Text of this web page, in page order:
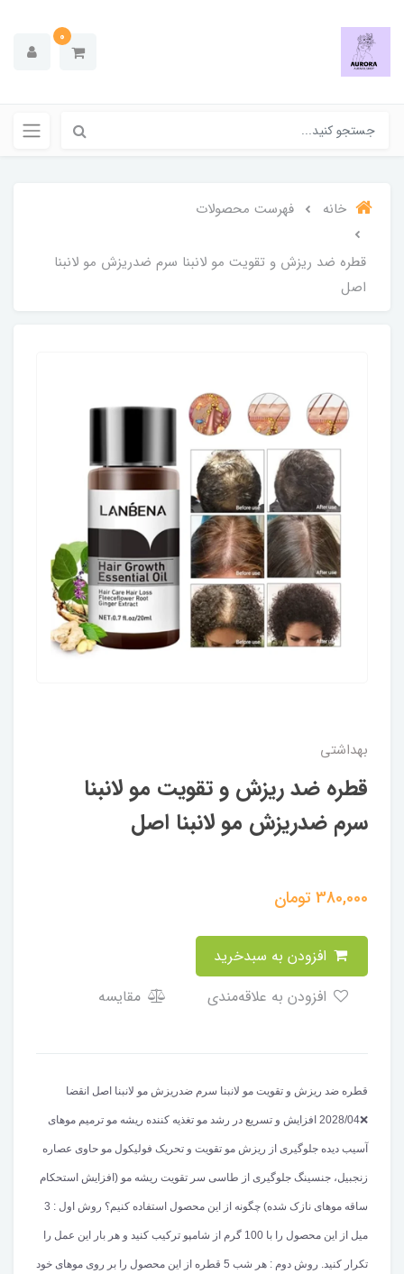
0
خانه فهرست محصولات
قطره ضد ریزش و تقویت مو لانبنا سرم ضدریزش مو لانبنا
اصل
بهداشتی
قطره ضد ریزش و تقویت مو لانبنا
سرم ضدریزش مو لانبنا اصل
380,000تومان
مقایسه
قطره ضد ریزش و تقویت مو لانبنا سرم ضدریزش مو لانبنا اصل انقضا
❌️2028/04 افزایش و تسریع در رشد مو تغذیه کننده ریشه مو ترمیم موهای
آسیب دیده جلوگیری از ریزش مو تقویت و تحریک فولیکول مو حاوی عصاره
زنجبیل، جنسینگ جلوگیری از طاسی سر تقویت ریشه مو (افزایش استحکام
ساقه موهای نازک شده) چگونه از این محصول استفاده کنیم؟ روش اول : 3
میل از این محصول را با 100 گرم از شامپو ترکیب کنید و هر بار این عمل را
تکرار کنید. روش دوم : هر شب 5 قطره از این محصول را بر روی موهای خود